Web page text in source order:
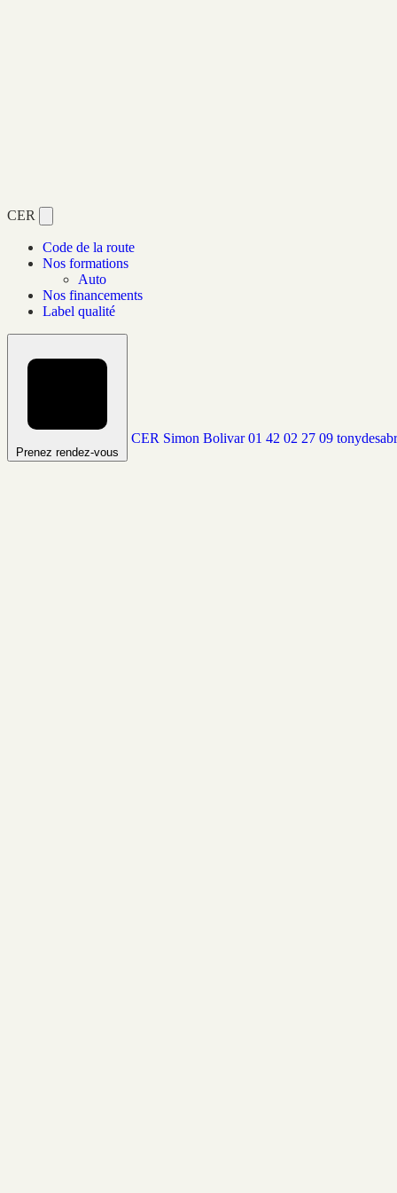
CER
Code de la route
Nos formations
Auto
Nos financements
Label qualité
Prenez rendez-vous
CER Simon Bolivar 01 42 02 27 09